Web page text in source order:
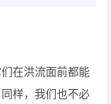
在洪流面前都能
样，我们也不必